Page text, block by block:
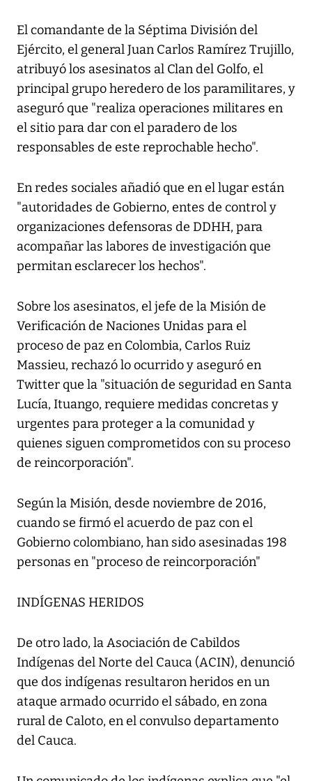
El comandante de la Séptima División del
Ejército, el general Juan Carlos Ramírez Trujillo,
atribuyó los asesinatos al Clan del Golfo, el
principal grupo heredero de los paramilitares, y
aseguró que "realiza operaciones militares en
el sitio para dar con el paradero de los
responsables de este reprochable hecho".
En redes sociales añadió que en el lugar están
"autoridades de Gobierno, entes de control y
organizaciones defensoras de DDHH, para
acompañar las labores de investigación que
permitan esclarecer los hechos".
Sobre los asesinatos, el jefe de la Misión de
Verificación de Naciones Unidas para el
proceso de paz en Colombia, Carlos Ruiz
Massieu, rechazó lo ocurrido y aseguró en
Twitter que la "situación de seguridad en Santa
Lucía, Ituango, requiere medidas concretas y
urgentes para proteger a la comunidad y
quienes siguen comprometidos con su proceso
de reincorporación".
Según la Misión, desde noviembre de 2016,
cuando se firmó el acuerdo de paz con el
Gobierno colombiano, han sido asesinadas 198
personas en "proceso de reincorporación"
INDÍGENAS HERIDOS
De otro lado, la Asociación de Cabildos
Indígenas del Norte del Cauca (ACIN), denunció
que dos indígenas resultaron heridos en un
ataque armado ocurrido el sábado, en zona
rural de Caloto, en el convulso departamento
del Cauca.